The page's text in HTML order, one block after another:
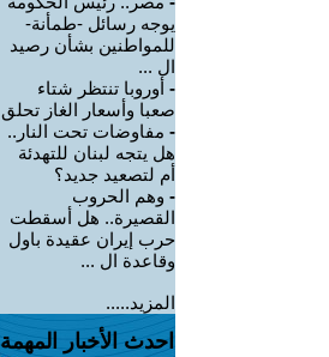
يوجه رسائل -طمأنة-
للمواطنين بشأن رصيد
ال ...
- أوروبا تنتظر شتاء
صعبا وأسعار الغاز تحلق
- مفاوضات تحت النار..
هل يتجه لبنان للتهدئة
أم لتصعيد جديد؟
- وهم الحروب
القصيرة.. هل أسقطت
حرب إيران عقيدة باول
وقاعدة ال ...
المزيد.....
احدث الأخبار المهمة